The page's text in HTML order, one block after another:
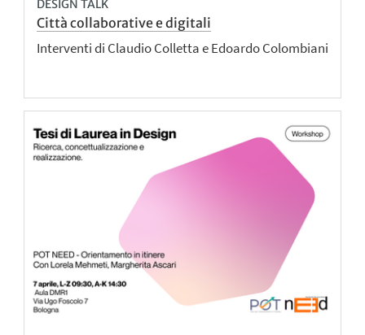
DESIGN TALK
Città collaborative e digitali
Interventi di Claudio Colletta e Edoardo Colombiani